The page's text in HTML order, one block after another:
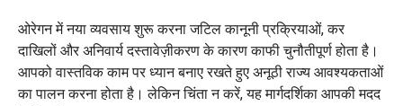
ओरेगन में नया व्यवसाय शुरू करना जटिल कानूनी प्रक्रियाओं, कर
दाखिलों और अनिवार्य दस्तावेज़ीकरण के कारण काफी चुनौतीपूर्ण होता है।
आपको वास्तविक काम पर ध्यान बनाए रखते हुए अनूठी राज्य आवश्यकताओं
का पालन करना होता है। लेकिन चिंता न करें, यह मार्गदर्शिका आपकी मदद